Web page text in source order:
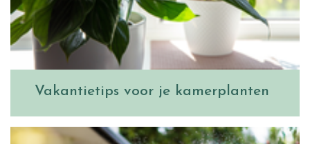
Vakantietips voor je kamerplanten